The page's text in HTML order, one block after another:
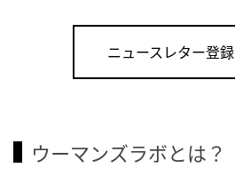
ニュースレター登
ウーマンズラボとは？